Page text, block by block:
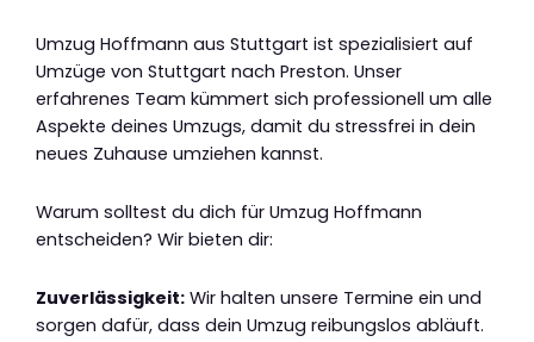
Umzug Hoffmann aus Stuttgart ist spezialisiert auf
Umzüge von Stuttgart nach Preston. Unser
erfahrenes Team kümmert sich professionell um alle
Aspekte deines Umzugs, damit du stressfrei in dein
neues Zuhause umziehen kannst.
Warum solltest du dich für Umzug Hoffmann
entscheiden? Wir bieten dir:
Zuverlässigkeit: Wir halten unsere Termine ein und
sorgen dafür, dass dein Umzug reibungslos abläuft.